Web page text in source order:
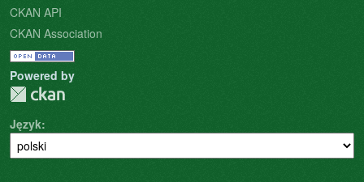
CKAN API
CKAN Association
Powered by
Język